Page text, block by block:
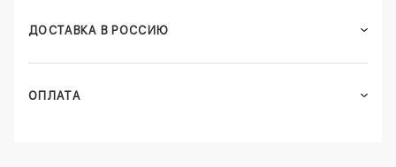
ДОСТАВКА В РОССИЮ
ОПЛАТА